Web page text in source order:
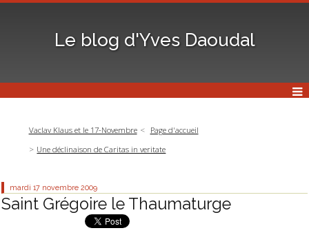
Le blog d'Yves Daoudal
Vaclav Klaus et le 17-Novembre
Page d'accueil
Une déclinaison de Caritas in veritate
mardi 17 novembre 2009
Saint Grégoire le Thaumaturge